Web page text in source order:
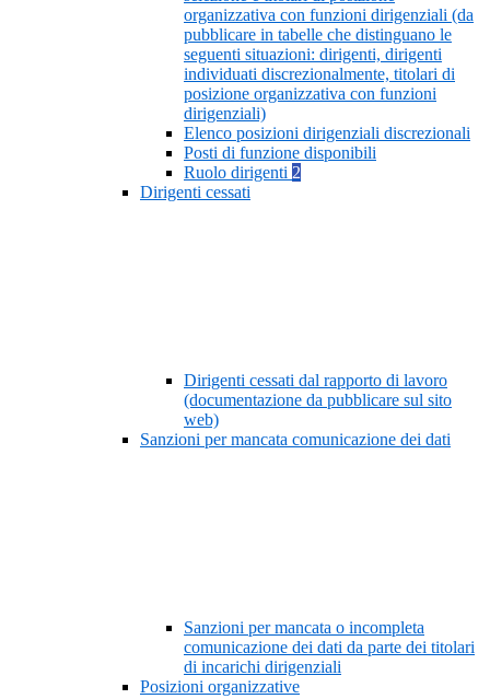
organizzativa con funzioni dirigenziali (da
pubblicare in tabelle che distinguano le
seguenti situazioni: dirigenti, dirigenti
individuati discrezionalmente, titolari di
posizione organizzativa con funzioni
dirigenziali)
Elenco posizioni dirigenziali discrezionali
Posti di funzione disponibili
Ruolo dirigenti 2
Dirigenti cessati
Dirigenti cessati dal rapporto di lavoro
(documentazione da pubblicare sul sito
web)
Sanzioni per mancata comunicazione dei dati
Sanzioni per mancata o incompleta
comunicazione dei dati da parte dei titolari
di incarichi dirigenziali
Posizioni organizzative